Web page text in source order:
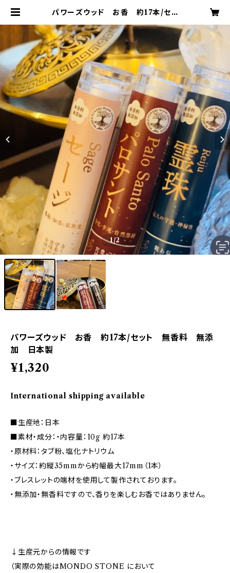
パワーズウッド お香 約17本/セッ
NDO STONE
1/2
パワーズウッド お香 約17本/セット 無香料 無添
加 日本製
¥1,320
International shipping available
■生産地：日本
■素材・成分：・内容量：10g 約17本
・原材料：タブ粉、塩化ナトリウム
・サイズ：約縦35mmから約幅最大17mm（1本）
・ブレスレットの端材を使用して製作されております。
・無添加・無香料ですので、香りを楽しむお香ではありません。
↓生産元からの情報です
（実際の効能はMONDO STONE において